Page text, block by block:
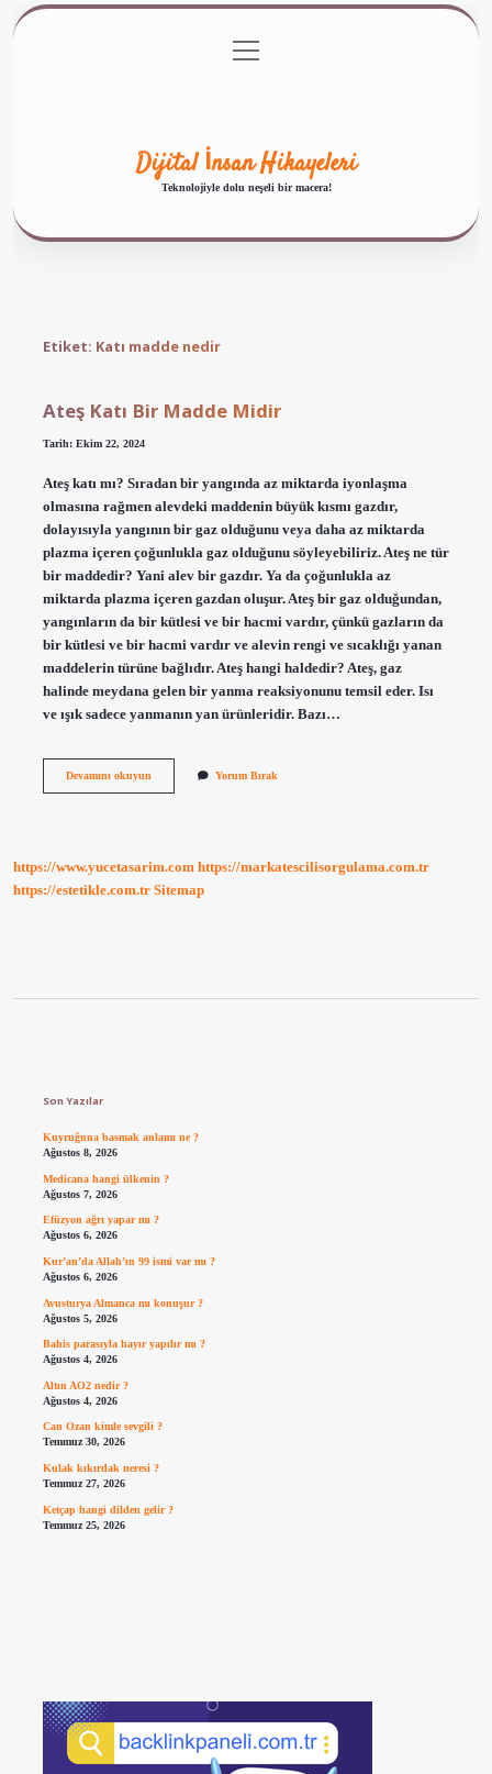
Gizlilik Politikası
menüyü
aç
Dijital İnsan Hikayeleri
Teknolojiyle dolu neşeli bir macera!
Etiket: Katı madde nedir
Ateş Katı Bir Madde Midir
Tarih: Ekim 22, 2024
Ateş katı mı? Sıradan bir yangında az miktarda iyonlaşma
olmasına rağmen alevdeki maddenin büyük kısmı gazdır,
dolayısıyla yangının bir gaz olduğunu veya daha az miktarda
plazma içeren çoğunlukla gaz olduğunu söyleyebiliriz. Ateş ne tür
bir maddedir? Yani alev bir gazdır. Ya da çoğunlukla az
miktarda plazma içeren gazdan oluşur. Ateş bir gaz olduğundan,
yangınların da bir kütlesi ve bir hacmi vardır, çünkü gazların da
bir kütlesi ve bir hacmi vardır ve alevin rengi ve sıcaklığı yanan
maddelerin türüne bağlıdır. Ateş hangi haldedir? Ateş, gaz
halinde meydana gelen bir yanma reaksiyonunu temsil eder. Isı
ve ışık sadece yanmanın yan ürünleridir. Bazı…
Devamını okuyunAteş
Yorum Bırak
https://www.yucetasarim.com https://markatescilisorgulama.com.tr
https://estetikle.com.tr Sitemap
Son Yazılar
Kuyruğuna basmak anlamı ne ?
Ağustos 8, 2026
Medicana hangi ülkenin ?
Ağustos 7, 2026
Efüzyon ağrı yapar mı ?
Ağustos 6, 2026
Kur’an’da Allah’ın 99 ismi var mı ?
Ağustos 6, 2026
Avusturya Almanca mı konuşur ?
Ağustos 5, 2026
Bahis parasıyla hayır yapılır mı ?
Ağustos 4, 2026
Altın AO2 nedir ?
Ağustos 4, 2026
Can Ozan kimle sevgili ?
Temmuz 30, 2026
Kulak kıkırdak neresi ?
Temmuz 27, 2026
Ketçap hangi dilden gelir ?
Temmuz 25, 2026